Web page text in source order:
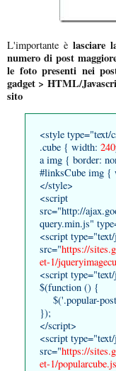
L'importante è lasciare
numero di post
le foto presenti nei
gadget > HTML/
sito
<style type="text/
.cube { width: 240
a img { border:
#linksCube img {
</style>
<script
src="http://
query.min.js"
<script
src="https://
et-1/
<script
$(function () {
$('.popular-
});
</script>
<script
src="https://
et-1/popularcube.js